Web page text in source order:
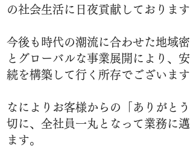
の社会生活に日夜貢献しております
今後も時代の潮流に合わせた地域
とグローバルな事業展開により、
続を構築して行く所存でございます
なによりお客様からの「ありがと
切に、全社員一丸となって業務に
ます。